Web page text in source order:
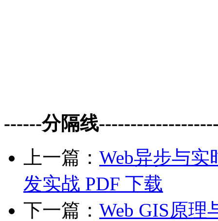
------分隔线
上一篇： Web异步与实
发实战 PDF 下载
下一篇： Web GIS原理